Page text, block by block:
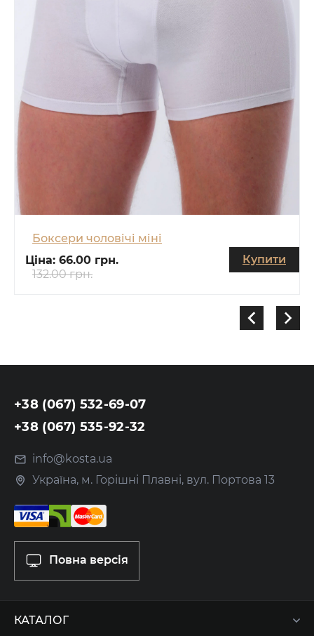
Боксери чоловічі міні
Ціна: 66.00 грн.
132.00 грн.
Купити
+38 (067) 532-69-07
+38 (067) 535-92-32
info@kosta.ua
Україна, м. Горішні Плавні, вул. Портова 13
Повна версія
КАТАЛОГ